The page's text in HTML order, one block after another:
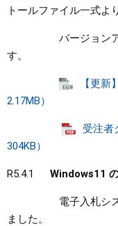
トールファイル一式よ
バージョンアップ
す。
【更
2.17MB）
受注者
304KB）
R5.4.1 Windows11
電子入札シ
ました。